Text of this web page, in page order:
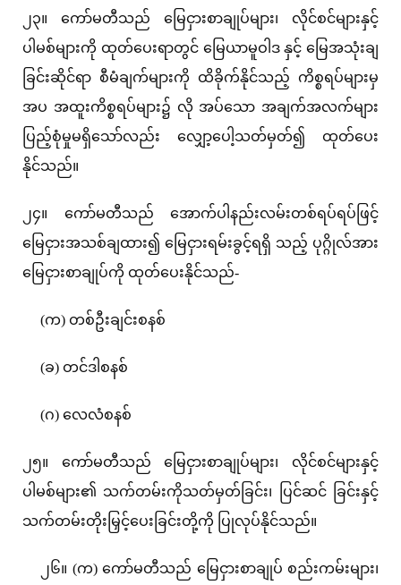
၂၃။ ကော်မတီသည် မြေငှားစာချုပ်များ၊ လိုင်စင်များနှင့်
ပါမစ်များကို ထုတ်ပေးရာတွင် မြေယာမူဝါဒ နှင့် မြေအသုံးချ
ခြင်းဆိုင်ရာ စီမံချက်များကို ထိခိုက်နိုင်သည့် ကိစ္စရပ်များမှ
အပ အထူးကိစ္စရပ်များ၌ လို အပ်သော အချက်အလက်များ
ပြည့်စုံမှုမရှိသော်လည်း လျှော့ပေါ့သတ်မှတ်၍ ထုတ်ပေး
နိုင်သည်။
၂၄။ ကော်မတီသည် အောက်ပါနည်းလမ်းတစ်ရပ်ရပ်ဖြင့်
မြေငှားအသစ်ချထား၍ မြေငှားရမ်းခွင့်ရရှိ သည့် ပုဂ္ဂိုလ်အား
မြေငှားစာချုပ်ကို ထုတ်ပေးနိုင်သည်-
(က) တစ်ဦးချင်းစနစ်
(ခ) တင်ဒါစနစ်
(ဂ) လေလံစနစ်
၂၅။ ကော်မတီသည် မြေငှားစာချုပ်များ၊ လိုင်စင်များနှင့်
ပါမစ်များ၏ သက်တမ်းကိုသတ်မှတ်ခြင်း၊ ပြင်ဆင် ခြင်းနှင့်
သက်တမ်းတိုးမြှင့်ပေးခြင်းတို့ကို ပြုလုပ်နိုင်သည်။
၂၆။ (က) ကော်မတီသည် မြေငှားစာချုပ် စည်းကမ်းများ၊